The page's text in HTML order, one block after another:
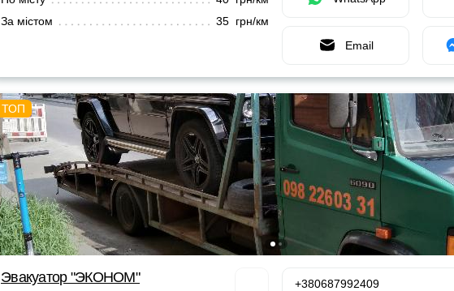
За містом
35 грн/км
Email
Эвакуатор "ЭКОНОМ" +380687992409